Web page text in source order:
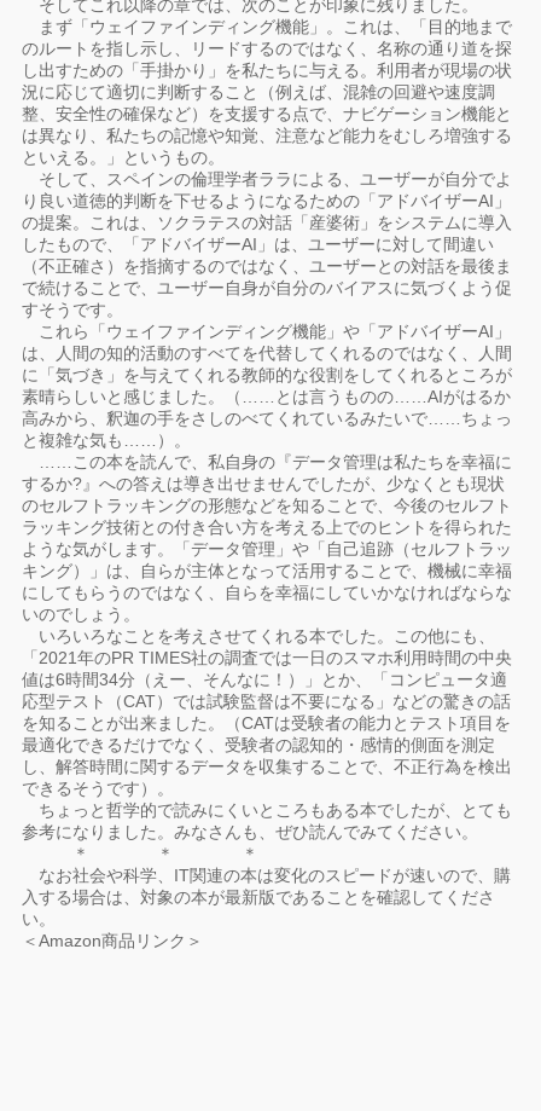
そしてこれ以降の章では、次のことが印象に残りました。
まず「ウェイファインディング機能」。これは、「目的地まで
のルートを指し示し、リードするのではなく、名称の通り道を探
し出すための「手掛かり」を私たちに与える。利用者が現場の状
況に応じて適切に判断すること（例えば、混雑の回避や速度調
整、安全性の確保など）を支援する点で、ナビゲーション機能と
は異なり、私たちの記憶や知覚、注意など能力をむしろ増強する
といえる。」というもの。
そして、スペインの倫理学者ララによる、ユーザーが自分でよ
り良い道徳的判断を下せるようになるための「アドバイザーAI」
の提案。これは、ソクラテスの対話「産婆術」をシステムに導入
したもので、「アドバイザーAI」は、ユーザーに対して間違い
（不正確さ）を指摘するのではなく、ユーザーとの対話を最後ま
で続けることで、ユーザー自身が自分のバイアスに気づくよう促
すそうです。
これら「ウェイファインディング機能」や「アドバイザーAI」
は、人間の知的活動のすべてを代替してくれるのではなく、人間
に「気づき」を与えてくれる教師的な役割をしてくれるところが
素晴らしいと感じました。（……とは言うものの……AIがはるか
高みから、釈迦の手をさしのべてくれているみたいで……ちょっ
と複雑な気も……）。
……この本を読んで、私自身の『データ管理は私たちを幸福に
するか?』への答えは導き出せませんでしたが、少なくとも現状
のセルフトラッキングの形態などを知ることで、今後のセルフト
ラッキング技術との付き合い方を考える上でのヒントを得られた
ような気がします。「データ管理」や「自己追跡（セルフトラッ
キング）」は、自らが主体となって活用することで、機械に幸福
にしてもらうのではなく、自らを幸福にしていかなければならな
いのでしょう。
いろいろなことを考えさせてくれる本でした。この他にも、
「2021年のPR TIMES社の調査では一日のスマホ利用時間の中央
値は6時間34分（えー、そんなに！）」とか、「コンピュータ適
応型テスト（CAT）では試験監督は不要になる」などの驚きの話
を知ることが出来ました。（CATは受験者の能力とテスト項目を
最適化できるだけでなく、受験者の認知的・感情的側面を測定
し、解答時間に関するデータを収集することで、不正行為を検出
できるそうです）。
ちょっと哲学的で読みにくいところもある本でしたが、とても
参考になりました。みなさんも、ぜひ読んでみてください。
＊ ＊ ＊
なお社会や科学、IT関連の本は変化のスピードが速いので、購
入する場合は、対象の本が最新版であることを確認してくださ
い。
＜Amazon商品リンク＞